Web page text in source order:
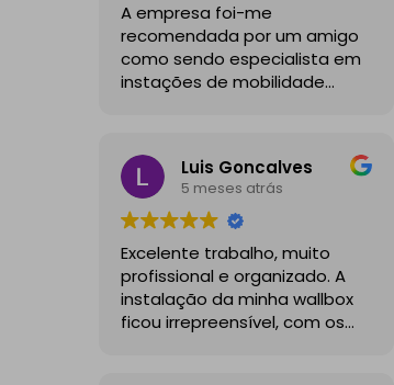
A empresa foi-me
recomendada por um amigo
como sendo especialista em
instações de mobilidade
profissionais, comunicativos e
disponiveis para todas as
minhas dúvidas.
A instalação de tomada
reforçada em garagem
partilhada correu na
perfeição e nos prazos
combinados, sendo que
Luis Goncalves
5 meses atrás
Excelente trabalho, muito
profissional e organizado. A
instalação da minha wallbox
ficou irrepreensível, com os